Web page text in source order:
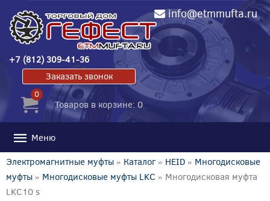
info@etmmufta.ru
+7 (812) 309-41-36
Заказать звонок
0
Товаров в корзине: 0
Меню
Электромагнитные муфты » Каталог» HEID » Многодисковые
муфты » Многодисковые муфты LKC » Многодисковая муфта
LKC10 s